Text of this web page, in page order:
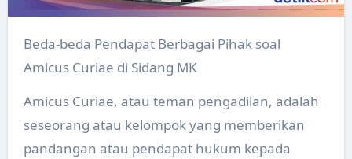
Beda-beda Pendapat Berbagai Pihak soal
Amicus Curiae di Sidang MK
Amicus Curiae, atau teman pengadilan, adalah
seseorang atau kelompok yang memberikan
pandangan atau pendapat hukum kepada